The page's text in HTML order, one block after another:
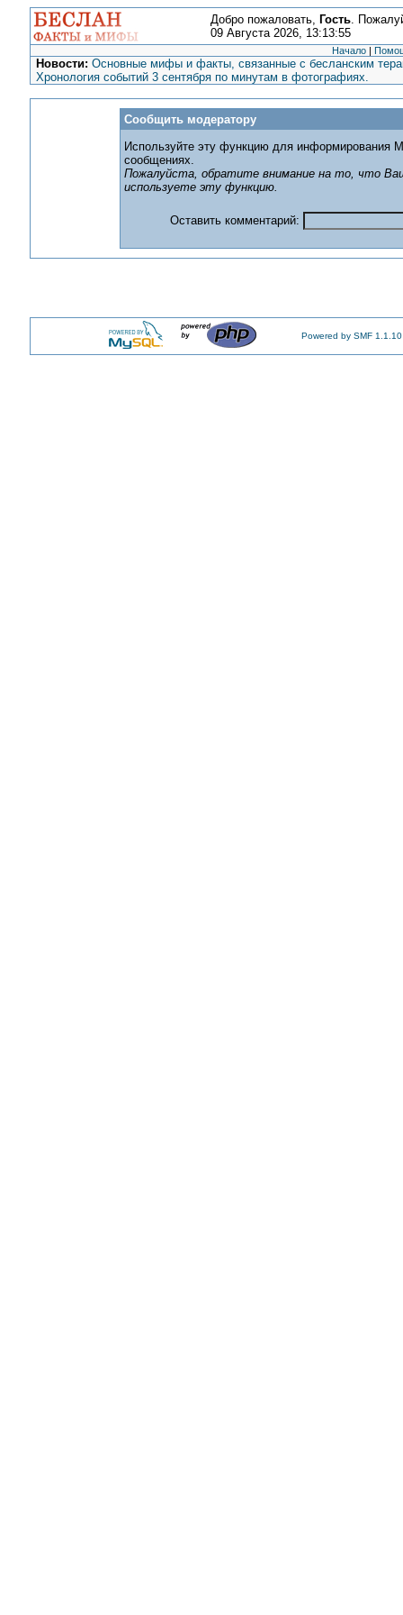
Добро пожаловать, Гость.
09 Августа 2026, 13:13:55
Начало |
Новости: Основные мифы и факты, связанные с бесланским
Хронология событий 3 сентября по минутам в фотографиях.
Сообщить модератору
Используйте эту функцию для информирования
сообщениях.
Пожалуйста, обратите внимание на то, что
используете эту функцию.
Оставить комментарий:
Powered by SMF 1.1.10